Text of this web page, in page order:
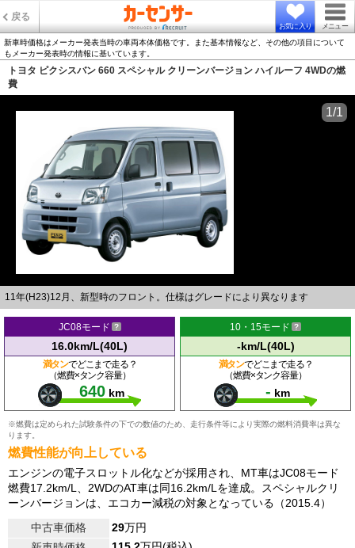
戻る
お気に入り メニュー
新車時価格はメーカー発表当時の車両本体価格です。また基本情報など、その他の項目について
もメーカー発表時の情報に基いています。
トヨタ ピクシスバン 660 スペシャル クリーンバージョン ハイルーフ 4WDの燃
費
11年(H23)12月、新型時のフロント。仕様はグレードにより異なります
1/1
JC08モード
16.0km/L(40L)
満タンでどこまで走る？
（燃費×タンク容量）
640 km
10・15モード
-km/L(40L)
満タンでどこまで走る？
（燃費×タンク容量）
- km
※燃費は定められた試験条件の下での数値のため、走行条件等により実際の燃料消費率は異な
ります。
燃費性能が向上している
エンジンの電子スロットル化などが採用され、MT車はJC08モード
燃費17.2km/L、2WDのAT車は同16.2km/Lを達成。スペシャルクリ
ーンバージョンは、エコカー減税の対象となっている（2015.4）
中古車価格
29万円